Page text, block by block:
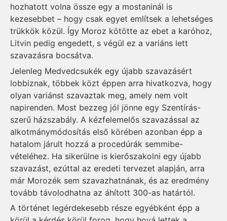
hozhatott volna össze egy a mostaninál is
kezesebbet – hogy csak egyet említsek a lehetséges
trükkök közül. Így Moroz kötötte az ebet a karóhoz,
Litvin pedig engedett, s végül ez a variáns lett
szavazásra bocsátva.
Jelenleg Medvedcsukék egy újabb szavazásért
lobbiznak, többek közt éppen arra hivatkozva, hogy
olyan variánst szavaztak meg, amely nem volt
napirenden. Most bezzeg jól jönne egy Szentírás-
szerű házszabály. A kézfelemelős szavazással az
alkotmánymódosítás első körében azonban épp a
hatalom járult hozzá a procedúrák semmibe-
vételéhez. Ha sikerülne is kierőszakolni egy újabb
szavazást, ezúttal az eredeti tervezet alapján, arra
már Morozék sem szavazhatnának, és az eredmény
tovább távolodhatna az áhított 300-as határtól.
A történet legérdekesebb része egyébként épp a